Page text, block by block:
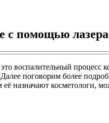
с помощью лазера
воспалительный
поговорим более
её назначают косметологи,